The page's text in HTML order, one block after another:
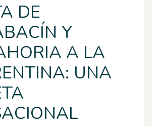
DE
Y
A LA
UNA